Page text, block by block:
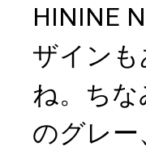
HININE
ザイン
ね。ち
のグレ